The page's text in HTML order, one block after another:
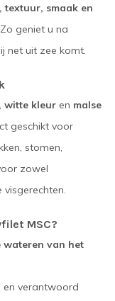
textuur, smaak en
geniet u na
net uit zee komt.
witte kleur en malse
geschikt voor
stomen,
zowel
MSC?
wateren van het
en verantwoord